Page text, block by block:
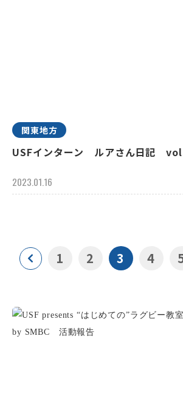
関東地方
USFインターン ルアさん日記
2023.01.16
1 2 3 4